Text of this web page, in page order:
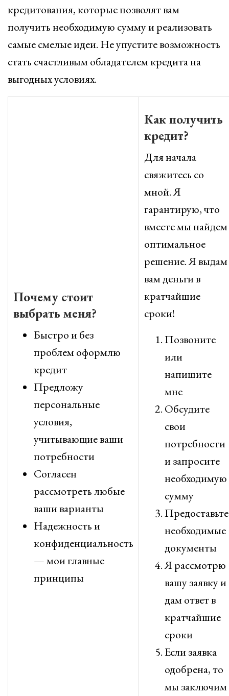
кредитования, которые позволят вам
получить необходимую сумму и реализовать
самые смелые идеи. Не упустите возможность
стать счастливым обладателем кредита на
выгодных условиях.
Почему стоит
выбрать меня?
Быстро и без
проблем оформлю
кредит
Предложу
персональные
условия,
учитывающие ваши
потребности
Согласен
рассмотреть любые
ваши варианты
Надежность и
конфиденциальность
— мои главные
принципы
Как получить
кредит?
Для начала
свяжитесь со
мной. Я
гарантирую, что
вместе мы найдем
оптимальное
решение. Я выдам
вам деньги в
кратчайшие
сроки!
Позвоните
или
напишите
мне
Обсудите
свои
потребности
и запросите
необходимую
сумму
Предоставьте
необходимые
документы
Я рассмотрю
вашу заявку и
дам ответ в
кратчайшие
сроки
Если заявка
одобрена, то
мы заключим